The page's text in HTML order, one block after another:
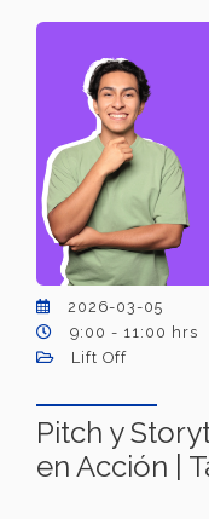
2026-03-05
9:00 - 11:00 hrs
Lift Off
Pitch y
en Acción |